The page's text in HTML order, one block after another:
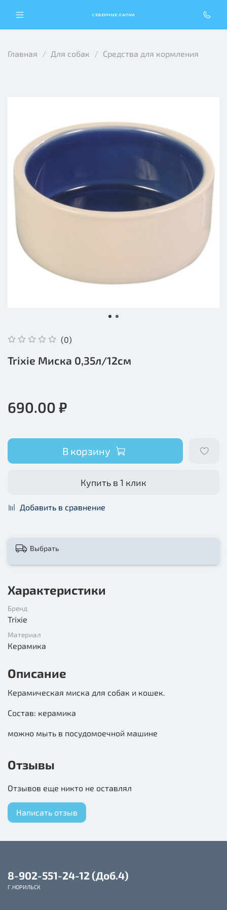
СЕВЕРНЫЕ ЛАПКИ
Главная Для собак Средства для кормления
(0)
Trixie Миска 0,35л/12см
690.00 ₽
В корзину
Купить в 1 клик
Добавить в сравнение
Выбрать
Характеристики
Бренд
Trixie
Материал
Керамика
Описание
Керамическая миска для собак и кошек.
Состав: керамика
можно мыть в посудомоечной машине
Отзывы
Отзывов еще никто не оставлял
Написать отзыв
8-902-551-24-12 (Доб.4)
Г.НОРИЛЬСК